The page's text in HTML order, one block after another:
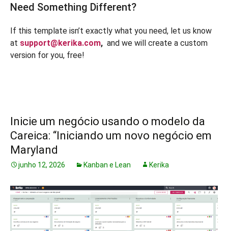
Need Something Different?
If this template isn’t exactly what you need, let us know
at support@kerika.com, and we will create a custom
version for you, free!
Inicie um negócio usando o modelo da
Careica: “Iniciando um novo negócio em
Maryland
junho 12, 2026 Kanban e Lean Kerika